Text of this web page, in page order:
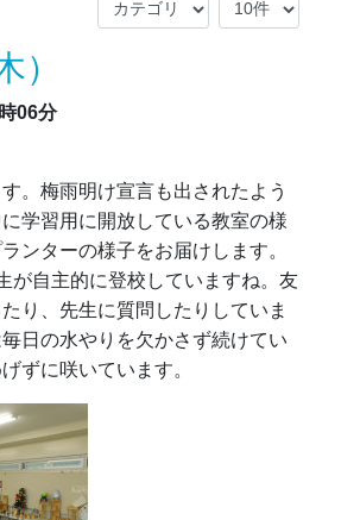
）
06分
。梅雨明け宣言も出されたよう
学習用に開放している教室の様
ンターの様子をお届けします。
が自主的に登校していますね。友
り、先生に質問したりしていま
日の水やりを欠かさず続けてい
ずに咲いています。